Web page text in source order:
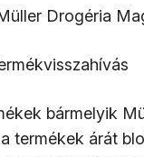
Drogéria
bármelyik
termékek árát